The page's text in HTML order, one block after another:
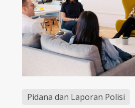
Pidana dan Laporan Polisi